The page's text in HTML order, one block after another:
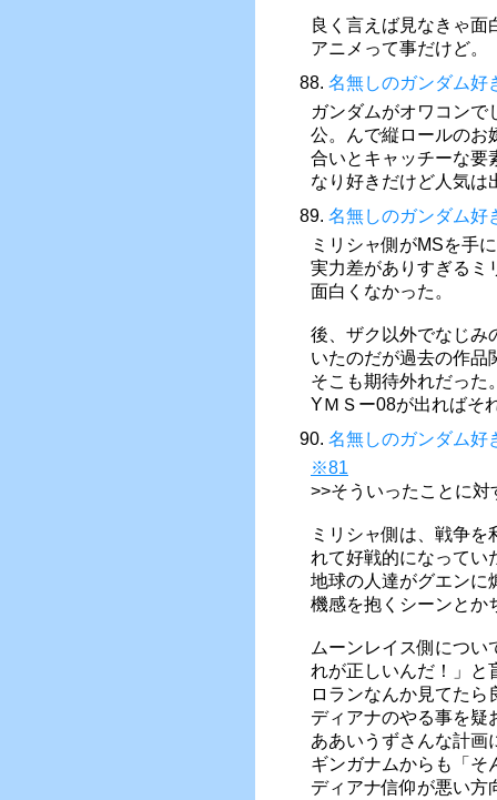
良く言えば見なきゃ面
アニメって事だけど。
88. 名無しのガンダム好
ガンダムがオワコンで
公。んで縦ロールのお
合いとキャッチーな要
なり好きだけど人気は
89. 名無しのガンダム好
ミリシャ側がMSを手
実力差がありすぎるミ
面白くなかった。
後、ザク以外でなじみ
いたのだが過去の作品
そこも期待外れだった
YＭＳー08が出ればそ
90. 名無しのガンダム好
※81
>>そういったことに
ミリシャ側は、戦争
れて好戦的になってい
地球の人達がグエンに
機感を抱くシーンとか
ムーンレイス側につ
れが正しいんだ！」と
ロランなんか見てたら
ディアナのやる事を疑
ああいうずさんな計画
ギンガナムからも「そ
ディアナ信仰が悪い方